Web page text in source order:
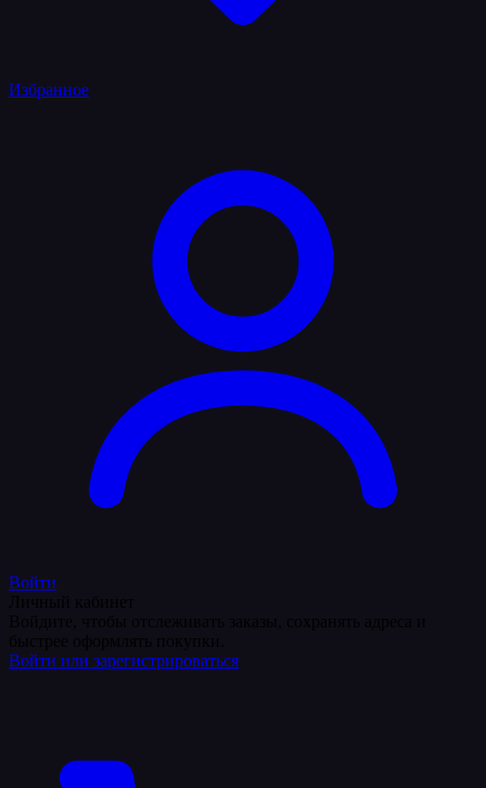
Избранное
Войти
Войти или зарегистрироваться